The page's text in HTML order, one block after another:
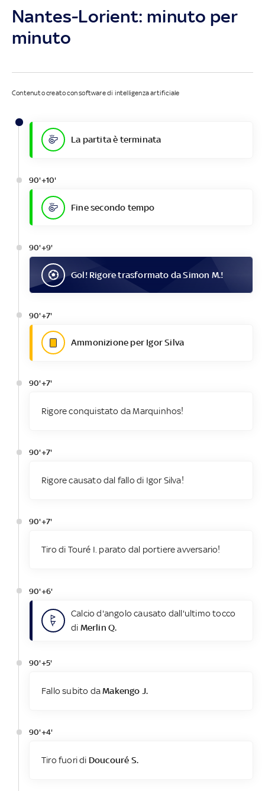
Nantes-Lorient: minuto per
minuto
Contenuto creato con software di intelligenza artificiale
La partita è terminata
90'+10'
Fine secondo tempo
90'+9'
Gol! Rigore trasformato daSimon M.!
90'+7'
Ammonizione per Igor Silva
90'+7'
Rigore conquistato da Marquinhos!
90'+7'
Rigore causato dal fallo di Igor Silva!
90'+7'
Tiro di Touré I. parato dal portiere avversario!
90'+6'
Calcio d'angolo causato dall'ultimo tocco
di Merlin Q.
90'+5'
Fallo subito daMakengo J.
90'+4'
Tiro fuori di Doucouré S.